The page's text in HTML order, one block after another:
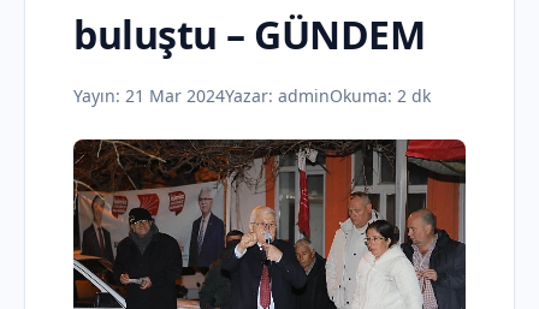
buluştu – GÜNDEM
Yayın: 21 Mar 2024Yazar: adminOkuma: 2 dk